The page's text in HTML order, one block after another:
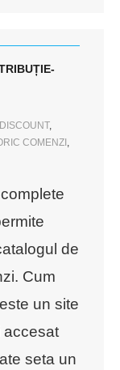
DISCOUNT,
COMENZI ,
de
Cum
un site
accesat
seta un